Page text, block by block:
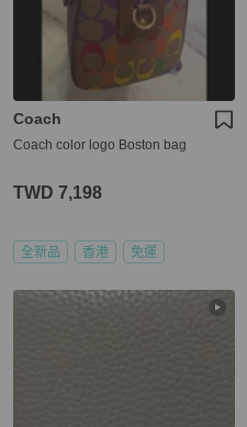
Coach
Coach color logo Boston bag
TWD 7,198
全新品 香港 免運